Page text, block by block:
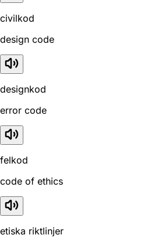
civilkod
design code
designkod
error code
felkod
code of ethics
etiska riktlinjer